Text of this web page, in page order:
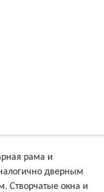
рама и
дверным
Створчатые окна и